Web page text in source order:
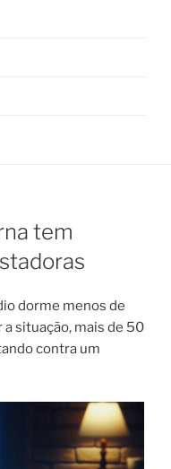
tem
dorme menos de
situação, mais de 50
contra um